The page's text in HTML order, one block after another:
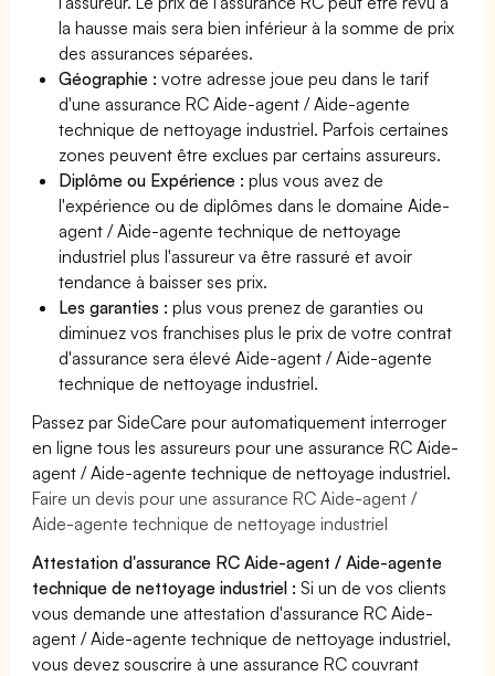
la hausse mais sera bien inférieur à la somme de prix
des assurances séparées.
Géographie :votre adresse joue peu dans le tarif
d'une assurance RC Aide-agent / Aide-agente
technique de nettoyage industriel. Parfois certaines
zones peuvent être exclues par certains assureurs.
Diplôme ou Expérience :plus vous avez de
l'expérience ou de diplômes dans le domaine Aide-
agent / Aide-agente technique de nettoyage
industriel plus l'assureur va être rassuré et avoir
tendance à baisser ses prix.
Les garanties :plus vous prenez de garanties ou
diminuez vos franchises plus le prix de votre contrat
d'assurance sera élevé Aide-agent / Aide-agente
technique de nettoyage industriel.
Passez par SideCare pour automatiquement interroger
en ligne tous les assureurs pour une assurance RC Aide-
agent / Aide-agente technique de nettoyage industriel.
Faire un devis pour une assurance RC Aide-agent /
Aide-agente technique de nettoyage industriel
Attestation d'assurance RC Aide-agent / Aide-agente
technique de nettoyage industriel : Si un de vos clients
vous demande une attestation d'assurance RC Aide-
agent / Aide-agente technique de nettoyage industriel,
vous devez souscrire à une assurance RC couvrant